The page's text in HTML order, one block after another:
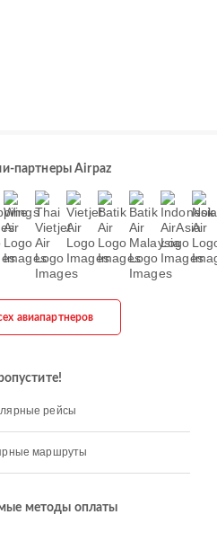
партнеры Airpaz
авиапартнеров
рейсы
маршруты
методы оплаты